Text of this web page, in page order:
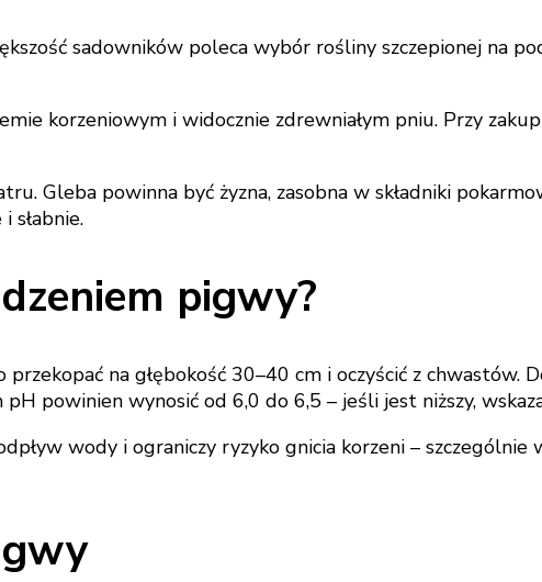
sadowników poleca wybór rośliny szczepionej na
korzeniowym i widocznie zdrewniałym pniu. Przy
Gleba powinna być żyzna, zasobna w składniki
słabnie.
pigwy?
na głębokość 30–40 cm i oczyścić z chwastów.
powinien wynosić od 6,0 do 6,5 – jeśli jest niższy,
wody i ograniczy ryzyko gnicia korzeni – szczególnie